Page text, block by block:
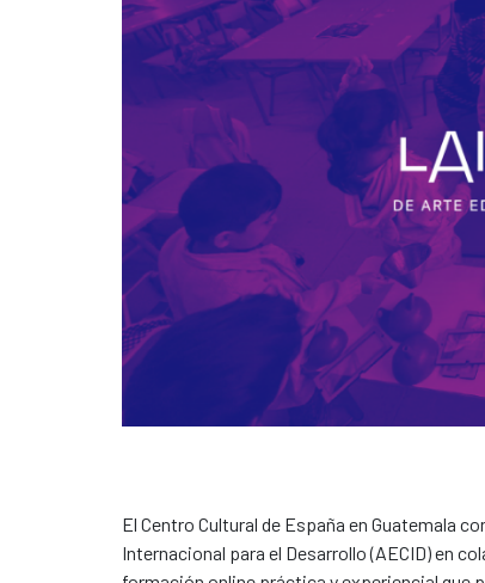
El Centro Cultural de España en Guatemala
Internacional para el Desarrollo (AECID) en